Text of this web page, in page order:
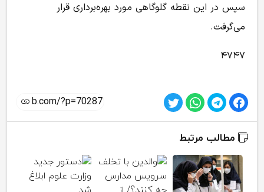
سپس در این نقطه گلوگاهی مورد بهره‌برداری قرار
می‌گرفت.
۴۷۴۷
مطالب مرتبط